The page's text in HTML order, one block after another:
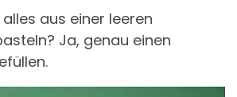
aus einer leeren
Ja, genau einen